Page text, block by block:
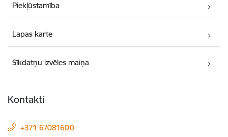
Piekļūstamība
Lapas karte
Sīkdatņu izvēles maiņa
Kontakti
+371 67081600